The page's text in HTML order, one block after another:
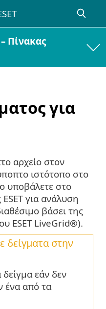
Πίνακας
για
αρχείο στον
ιστότοπο στο
υποβάλετε στο
για ανάλυση
βάσει της
ESET LiveGrid®).
δείγματα στην
εάν δεν
ένα από τα